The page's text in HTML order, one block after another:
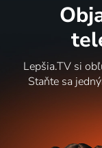
Lepšia.TV si
Staňte sa